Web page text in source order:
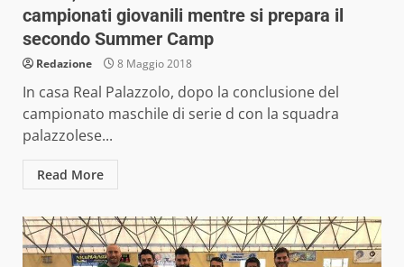
campionati giovanili mentre si prepara il
secondo Summer Camp
Redazione 8 Maggio 2018
In casa Real Palazzolo, dopo la conclusione del
campionato maschile di serie d con la squadra
palazzolese...
Read More